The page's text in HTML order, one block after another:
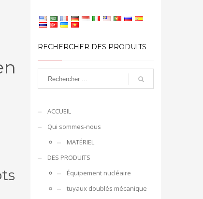
RECHERCHER DES PRODUITS
ACCUEIL
Qui sommes-nous
MATÉRIEL
DES PRODUITS
Équipement nucléaire
tuyaux doublés mécanique